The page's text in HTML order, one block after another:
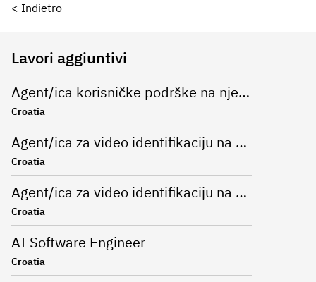
< Indietro
Lavori aggiuntivi
Agent/ica korisničke podrške na njemačkom jeziku u bankarskom sektoru
Croatia
Agent/ica za video identifikaciju na njemačkom jeziku
Croatia
Agent/ica za video identifikaciju na njemačkom jeziku
Croatia
AI Software Engineer
Croatia